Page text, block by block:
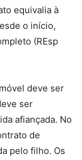
equivalia à
o início,
(REsp
deve ser
ser
afiançada. No
de
pelo filho. Os